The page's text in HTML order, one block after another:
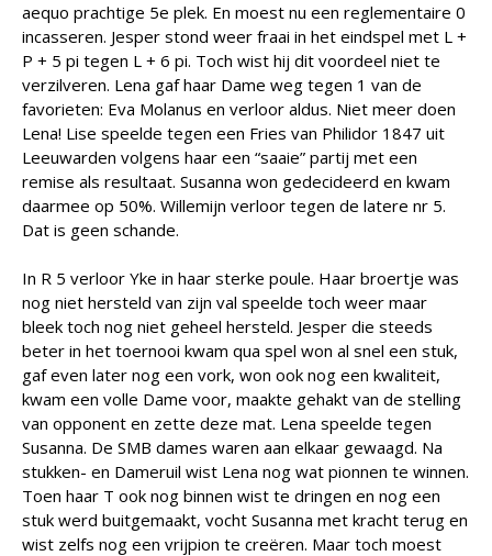
aequo prachtige 5e plek. En moest nu een reglementaire 0
incasseren. Jesper stond weer fraai in het eindspel met L +
P + 5 pi tegen L + 6 pi. Toch wist hij dit voordeel niet te
verzilveren. Lena gaf haar Dame weg tegen 1 van de
favorieten: Eva Molanus en verloor aldus. Niet meer doen
Lena! Lise speelde tegen een Fries van Philidor 1847 uit
Leeuwarden volgens haar een “saaie” partij met een
remise als resultaat. Susanna won gedecideerd en kwam
daarmee op 50%. Willemijn verloor tegen de latere nr 5.
Dat is geen schande.
In R 5 verloor Yke in haar sterke poule. Haar broertje was
nog niet hersteld van zijn val speelde toch weer maar
bleek toch nog niet geheel hersteld. Jesper die steeds
beter in het toernooi kwam qua spel won al snel een stuk,
gaf even later nog een vork, won ook nog een kwaliteit,
kwam een volle Dame voor, maakte gehakt van de stelling
van opponent en zette deze mat. Lena speelde tegen
Susanna. De SMB dames waren aan elkaar gewaagd. Na
stukken- en Dameruil wist Lena nog wat pionnen te winnen.
Toen haar T ook nog binnen wist te dringen en nog een
stuk werd buitgemaakt, vocht Susanna met kracht terug en
wist zelfs nog een vrijpion te creëren. Maar toch moest